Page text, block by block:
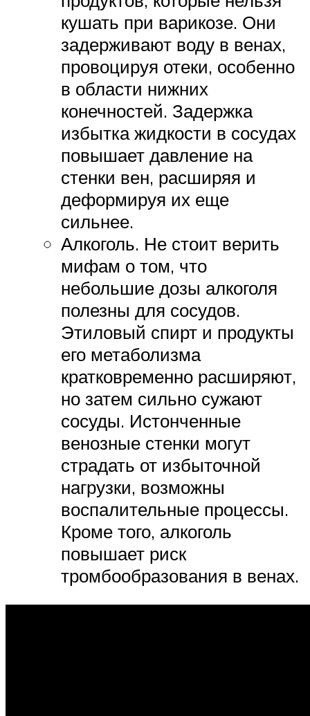
кушать при варикозе. Они
задерживают воду в венах,
провоцируя отеки, особенно
в области нижних
конечностей. Задержка
избытка жидкости в сосудах
повышает давление на
стенки вен, расширяя и
деформируя их еще
сильнее.
Алкоголь. Не стоит верить
мифам о том, что
небольшие дозы алкоголя
полезны для сосудов.
Этиловый спирт и продукты
его метаболизма
кратковременно расширяют,
но затем сильно сужают
сосуды. Истонченные
венозные стенки могут
страдать от избыточной
нагрузки, возможны
воспалительные процессы.
Кроме того, алкоголь
повышает риск
тромбообразования в венах.